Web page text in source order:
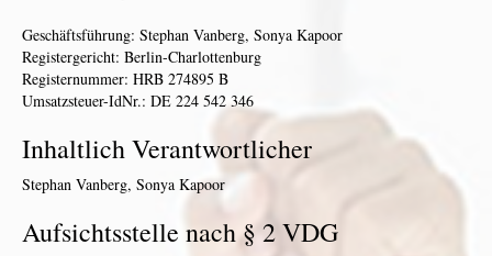
Geschäftsführung: Stephan Vanberg, Sonya Kapoor
Registergericht: Berlin-Charlottenburg
Registernummer: HRB 274895 B
Umsatzsteuer-IdNr.: DE 224 542 346
Inhaltlich Verantwortlicher
Stephan Vanberg, Sonya Kapoor
Aufsichtsstelle nach § 2 VDG